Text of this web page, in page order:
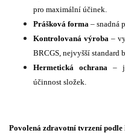
pro maximální účinek.
Prášková forma – snadná
Kontrolovaná výroba –
BRCGS, nejvyšší standard
Hermetická ochrana –
účinnost složek.
Povolená zdravotní tvrzení podle